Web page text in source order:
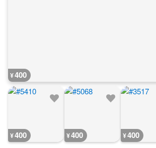
¥400
¥400 ¥400 ¥400